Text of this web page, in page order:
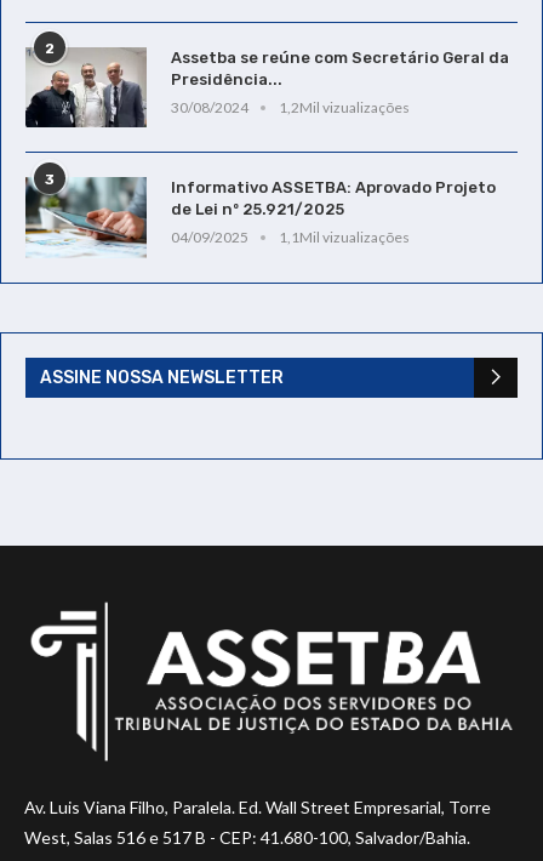
2
Assetba se reúne com Secretário Geral da
Presidência...
30/08/2024
1,2Mil vizualizações
3
Informativo ASSETBA: Aprovado Projeto
de Lei nº 25.921/2025
04/09/2025
1,1Mil vizualizações
ASSINE NOSSA NEWSLETTER
Av. Luis Viana Filho, Paralela. Ed. Wall Street Empresarial, Torre
West, Salas 516 e 517 B - CEP: 41.680-100, Salvador/Bahia.